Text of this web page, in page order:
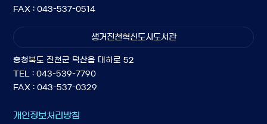
FAX : 043-537-0514
생거진천혁신도시도서관
충청북도 진천군 덕산읍 대하로 52
TEL : 043-539-7790
FAX : 043-537-0329
개인정보처리방침